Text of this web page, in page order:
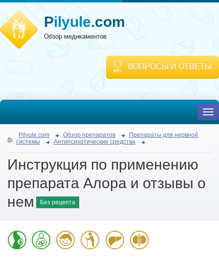
Pilyule.com
Обзор медикаментов
ВОПРОСЫ И ОТВЕТЫ
Pilyule.com Обзор препаратов
Препараты для нервной
системы
Антипсихотические средства
Инструкция по применению
препарата Алора и отзывы о
нем
Без рецепта